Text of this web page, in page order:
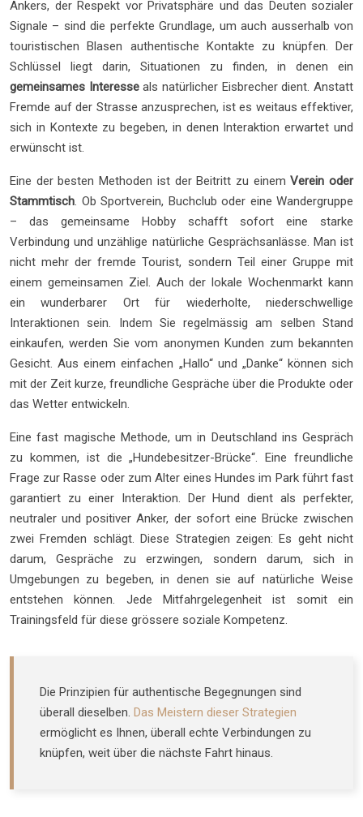
Ankers, der Respekt vor Privatsphäre und das Deuten sozialer
Signale – sind die perfekte Grundlage, um auch ausserhalb von
touristischen Blasen authentische Kontakte zu knüpfen. Der
Schlüssel liegt darin, Situationen zu finden, in denen ein
gemeinsames Interesseals natürlicher Eisbrecher dient. Anstatt
Fremde auf der Strasse anzusprechen, ist es weitaus effektiver,
sich in Kontexte zu begeben, in denen Interaktion erwartet und
erwünscht ist.
Eine der besten Methoden ist der Beitritt zu einemVerein oder
Stammtisch. Ob Sportverein, Buchclub oder eine Wandergruppe
– das gemeinsame Hobby schafft sofort eine starke
Verbindung und unzählige natürliche Gesprächsanlässe. Man ist
nicht mehr der fremde Tourist, sondern Teil einer Gruppe mit
einem gemeinsamen Ziel. Auch der lokale Wochenmarkt kann
ein wunderbarer Ort für wiederholte, niederschwellige
Interaktionen sein. Indem Sie regelmässig am selben Stand
einkaufen, werden Sie vom anonymen Kunden zum bekannten
Gesicht. Aus einem einfachen „Hallo“ und „Danke“ können sich
mit der Zeit kurze, freundliche Gespräche über die Produkte oder
das Wetter entwickeln.
Eine fast magische Methode, um in Deutschland ins Gespräch
zu kommen, ist die „Hundebesitzer-Brücke“. Eine freundliche
Frage zur Rasse oder zum Alter eines Hundes im Park führt fast
garantiert zu einer Interaktion. Der Hund dient als perfekter,
neutraler und positiver Anker, der sofort eine Brücke zwischen
zwei Fremden schlägt. Diese Strategien zeigen: Es geht nicht
darum, Gespräche zu erzwingen, sondern darum, sich in
Umgebungen zu begeben, in denen sie auf natürliche Weise
entstehen können. Jede Mitfahrgelegenheit ist somit ein
Trainingsfeld für diese grössere soziale Kompetenz.
Die Prinzipien für authentische Begegnungen sind
überall dieselben. Das Meistern dieser Strategien
ermöglicht es Ihnen, überall echte Verbindungen zu
knüpfen, weit über die nächste Fahrt hinaus.